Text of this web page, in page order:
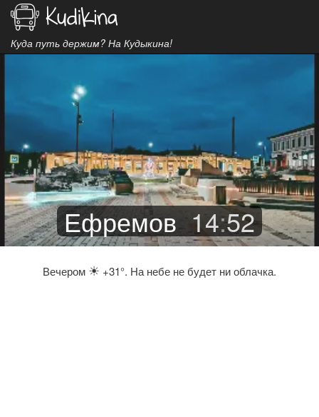
Куда путь держим? На Кудыкина!
Ефремов 14:52
Вечером ☀ +31°. На небе не будет ни облачка.